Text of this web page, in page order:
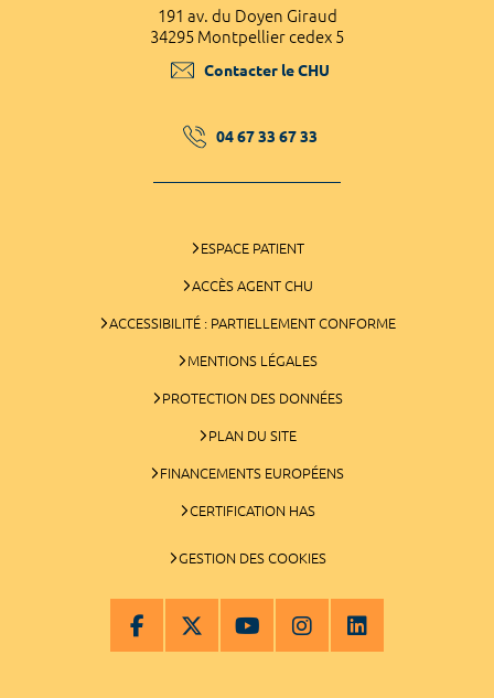
191 av. du Doyen Giraud
34295 Montpellier cedex 5
Contacter le CHU
04 67 33 67 33
ESPACE PATIENT
ACCÈS AGENT CHU
ACCESSIBILITÉ : PARTIELLEMENT CONFORME
MENTIONS LÉGALES
PROTECTION DES DONNÉES
PLAN DU SITE
FINANCEMENTS EUROPÉENS
CERTIFICATION HAS
GESTION DES COOKIES